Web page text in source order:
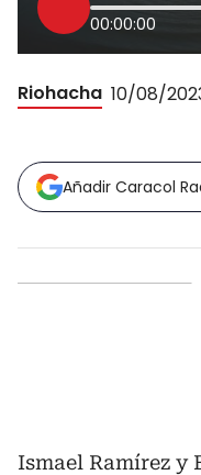
00:00:00
Riohacha 10/08/
Añadir Caracol
Ismael Ramírez y